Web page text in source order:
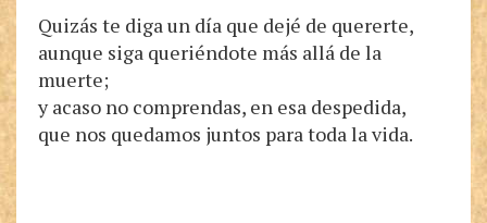
Quizás te diga un día que dejé de quererte,
aunque siga queriéndote más allá de la
muerte;
y acaso no comprendas, en esa despedida,
que nos quedamos juntos para toda la vida.